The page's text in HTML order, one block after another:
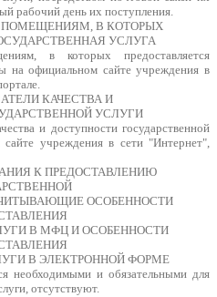
рабочий день их поступления.
ПОМЕЩЕНИЯМ, В КОТОРЫХ
УСЛУГА
в которых предоставляется
на официальном сайте учреждения в
КАЧЕСТВА И
УСЛУГИ
и доступности государственной
учреждения в сети "Интернет",
К ПРЕДОСТАВЛЕНИЮ
ОСОБЕННОСТИ
В МФЦ И ОСОБЕННОСТИ
В ЭЛЕКТРОННОЙ ФОРМЕ
необходимыми и обязательными для
отсутствуют.